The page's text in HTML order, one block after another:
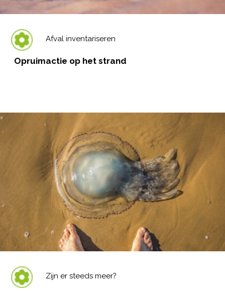
Afval inventariseren
Opruimactie op het strand
Zijn er steeds meer?